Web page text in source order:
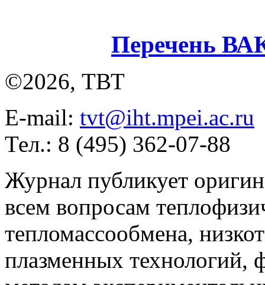
Перечень
©2026, ТВТ
E-mail: tvt@iht.mpei.ac.ru
Тел.: 8 (495) 362-07-88
Журнал публикует
всем вопросам
тепломассообмена,
плазменных технологий,